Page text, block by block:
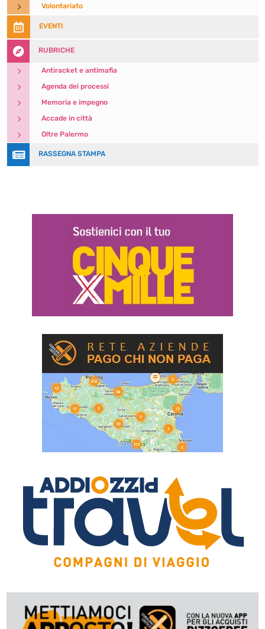
5 Volontariato
 EVENTI
 RUBRICHE
5 Antiracket e antimafia
5 Agenda dei processi
5 Memoria e impegno
5 Accade in città
5 Oltre Palermo
 RASSEGNA STAMPA